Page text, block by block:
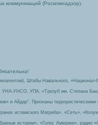
коммуникаций (Роскомнадзор).
Штабы Навального, «Национал-
УНА-УНСО, УПА, «Тризуб им. Степана
и Айдар″. Признаны
исламского Магриба», «Сеть»,
истории», «Голос Америки»,